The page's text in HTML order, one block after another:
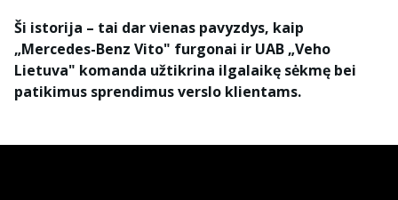
Ši istorija – tai dar vienas pavyzdys, kaip
„Mercedes-Benz Vito" furgonai ir UAB „Veho
Lietuva" komanda užtikrina ilgalaikę sėkmę bei
patikimus sprendimus verslo klientams.